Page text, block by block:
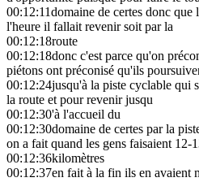
00:12:11domaine de certes donc
l'heure il fallait revenir soit par la
00:12:18route
00:12:18donc c'est parce qu'on
piétons ont préconisé qu'ils
00:12:24jusqu'à la piste cyclable qui
la route et pour revenir jusqu
00:12:30'à l'accueil du
00:12:30domaine de certes par la
on a fait quand les gens faisaient 12-
00:12:36kilomètres
00:12:37en fait à la fin ils en avaient